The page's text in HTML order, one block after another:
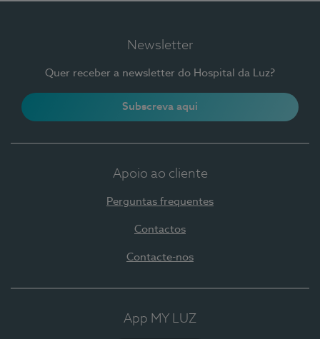
Newsletter
Quer receber a newsletter do Hospital da Luz?
Subscreva aqui
Apoio ao cliente
Perguntas frequentes
Contactos
Contacte-nos
App MY LUZ